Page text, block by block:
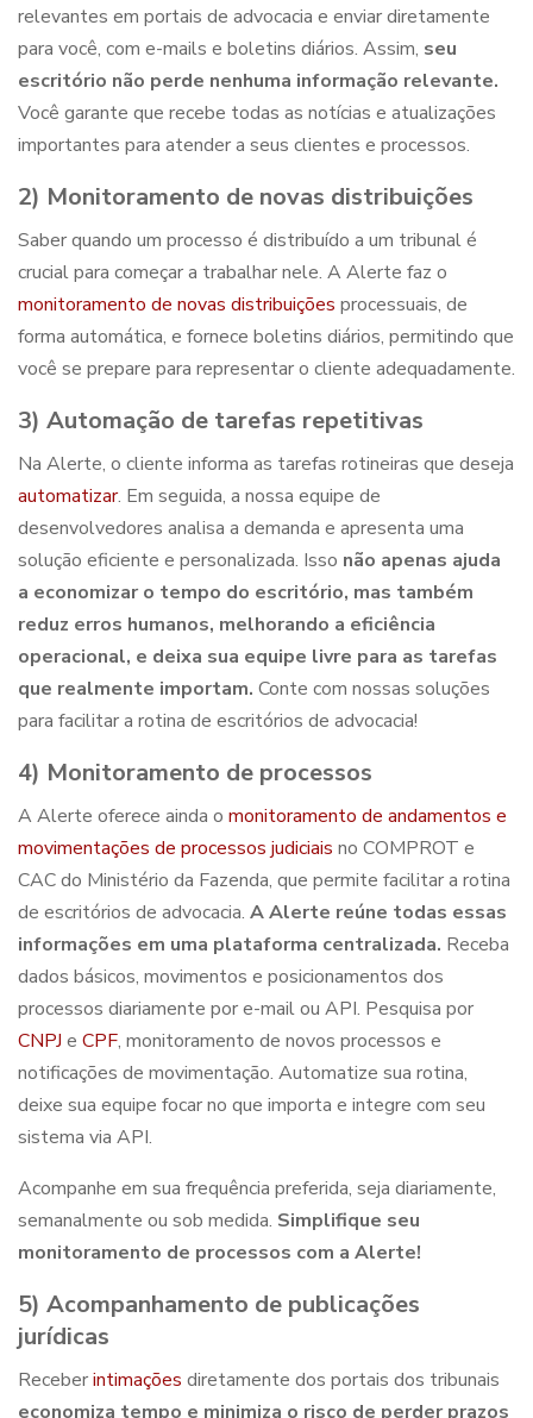
relevantes em portais de advocacia e enviar diretamente
para você, com e-mails e boletins diários. Assim, seu
escritório não perde nenhuma informação relevante.
Você garante que recebe todas as notícias e atualizações
importantes para atender a seus clientes e processos.
2) Monitoramento de novas distribuições
Saber quando um processo é distribuído a um tribunal é
crucial para começar a trabalhar nele. A Alerte faz o
monitoramento de novas distribuições processuais, de
forma automática, e fornece boletins diários, permitindo que
você se prepare para representar o cliente adequadamente.
3) Automação de tarefas repetitivas
Na Alerte, o cliente informa as tarefas rotineiras que deseja
automatizar. Em seguida, a nossa equipe de
desenvolvedores analisa a demanda e apresenta uma
solução eficiente e personalizada. Isso não apenas ajuda
a economizar o tempo do escritório, mas também
reduz erros humanos, melhorando a eficiência
operacional, e deixa sua equipe livre para as tarefas
que realmente importam. Conte com nossas soluções
para facilitar a rotina de escritórios de advocacia!
4) Monitoramento de processos
A Alerte oferece ainda o monitoramento de andamentos e
movimentações de processos judiciais no COMPROT e
CACdo Ministério da Fazenda, que permite facilitar a rotina
de escritórios de advocacia. A Alerte reúne todas essas
informações em uma plataforma centralizada. Receba
dados básicos, movimentos e posicionamentos dos
processos diariamente por e-mail ou API. Pesquisa por
CNPJ e CPF, monitoramento de novos processos e
notificações de movimentação. Automatize sua rotina,
deixe sua equipe focar no que importa e integre com seu
sistema via API.
Acompanhe em sua frequência preferida, seja diariamente,
semanalmente ou sob medida. Simplifique seu
monitoramento de processos com a Alerte!
5) Acompanhamento de publicações
jurídicas
Receberintimações diretamente dos portais dos tribunais
economiza tempo e minimiza o risco de perder prazos